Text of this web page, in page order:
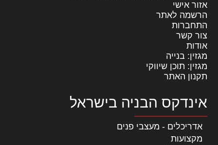
אזור אישי
הרשמה לאתר
התחברות
צור קשר
אודות
מגזין: בנייה
מגזין: תוכן שיווקי
תקנון האתר
אינדקס הבניה בישראל
אדריכלים - מעצבי פנים
מקצועות